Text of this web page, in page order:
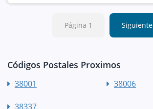
Página 1 Siguiente
Códigos Postales Proximos
38001 38006
38337